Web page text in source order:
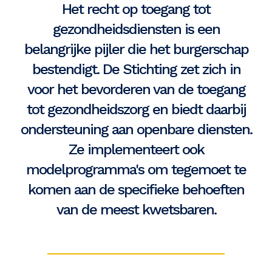
Het recht op toegang tot
gezondheidsdiensten is een
belangrijke pijler die het burgerschap
bestendigt. De Stichting zet zich in
voor het bevorderen van de toegang
tot gezondheidszorg en biedt daarbij
ondersteuning aan openbare diensten.
Ze implementeert ook
modelprogramma's om tegemoet te
komen aan de specifieke behoeften
van de meest kwetsbaren.